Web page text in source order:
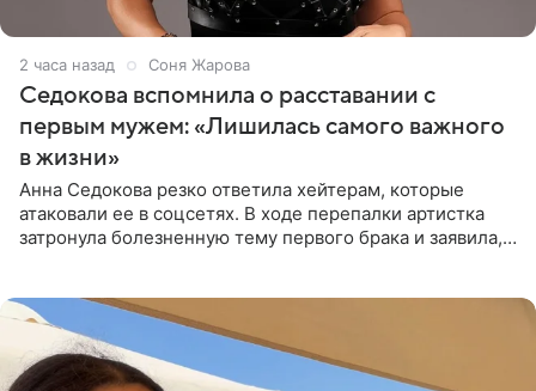
2 часа назад Соня Жарова
Седокова вспомнила о расставании с
первым мужем: «Лишилась самого важного
в жизни»
Анна Седокова резко ответила хейтерам, которые
атаковали ее в соцсетях. В ходе перепалки артистка
затронула болезненную тему первого брака и заявила,